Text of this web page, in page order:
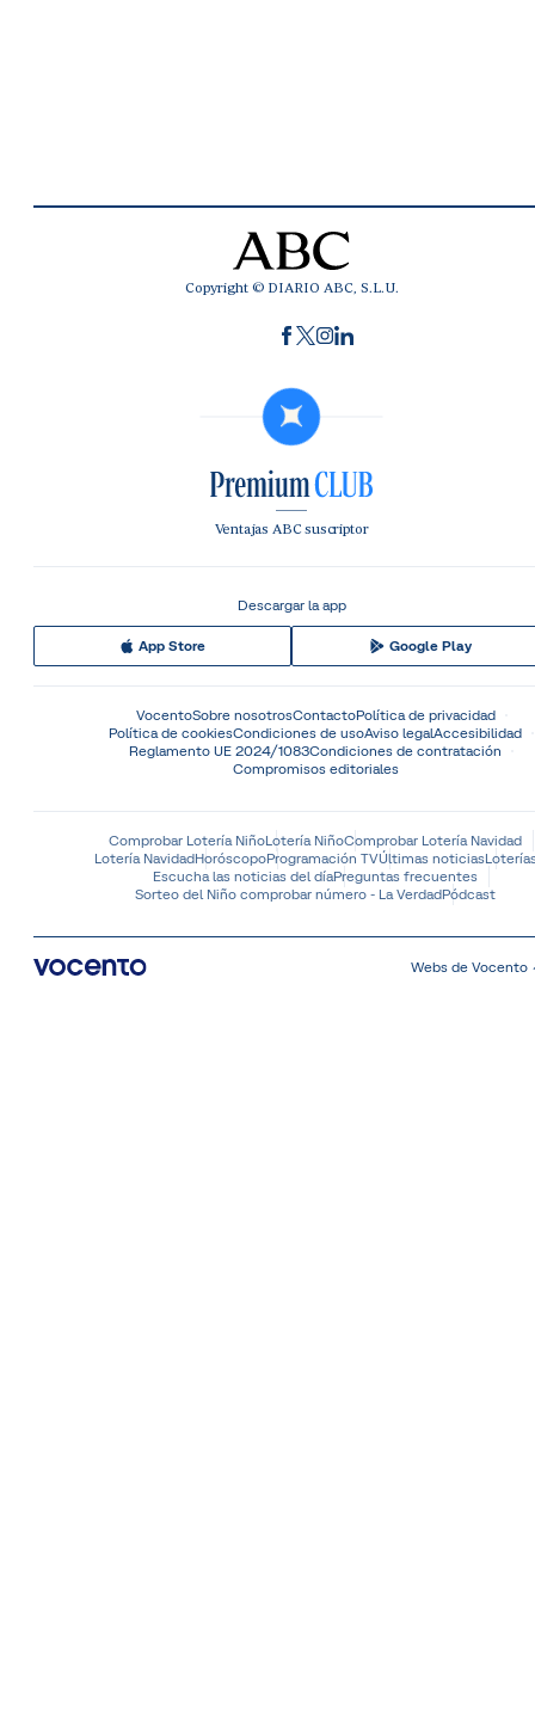
Copyright © DIARIO ABC, S.L.U.
Ventajas ABC suscriptor
Descargar la app
App Store Google Play
VocentoSobre nosotrosContactoPolítica de privacidad
Política de cookiesCondiciones de usoAviso legalAccesibilidad
Reglamento UE 2024/1083Condiciones de contratación
Compromisos editoriales
Comprobar Lotería NiñoLotería NiñoComprobar Lotería Navidad
Lotería NavidadHoróscopoProgramación TVÚltimas noticias
Escucha las noticias del díaPreguntas frecuentes
Sorteo del Niño comprobar número - La VerdadPódcast
Webs de Vocento